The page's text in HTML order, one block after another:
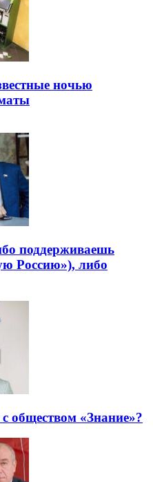
ночью
поддерживаешь
Россию»), либо
обществом «Знание»?